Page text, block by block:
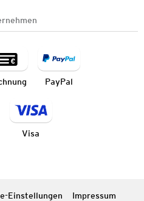
PayPal
Visa
Einstellungen Impressum